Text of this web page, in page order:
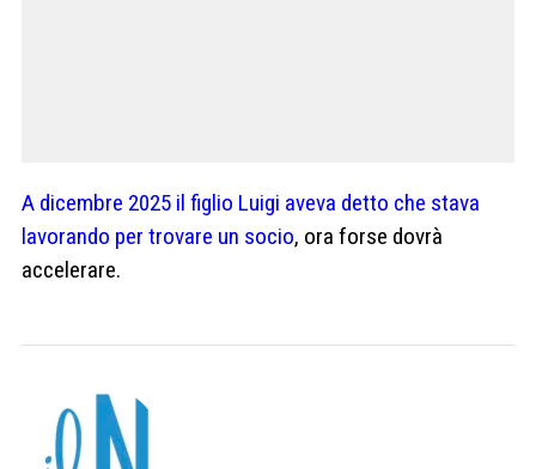
A dicembre 2025 il figlio Luigi aveva detto che stava
lavorando per trovare un socio, ora forse dovrà
accelerare.